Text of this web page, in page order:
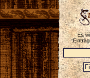
Es